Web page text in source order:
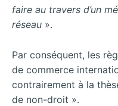
faire au travers d’un
réseau ».
Par conséquent, les
de commerce
contrairement à la
de non-droit ».